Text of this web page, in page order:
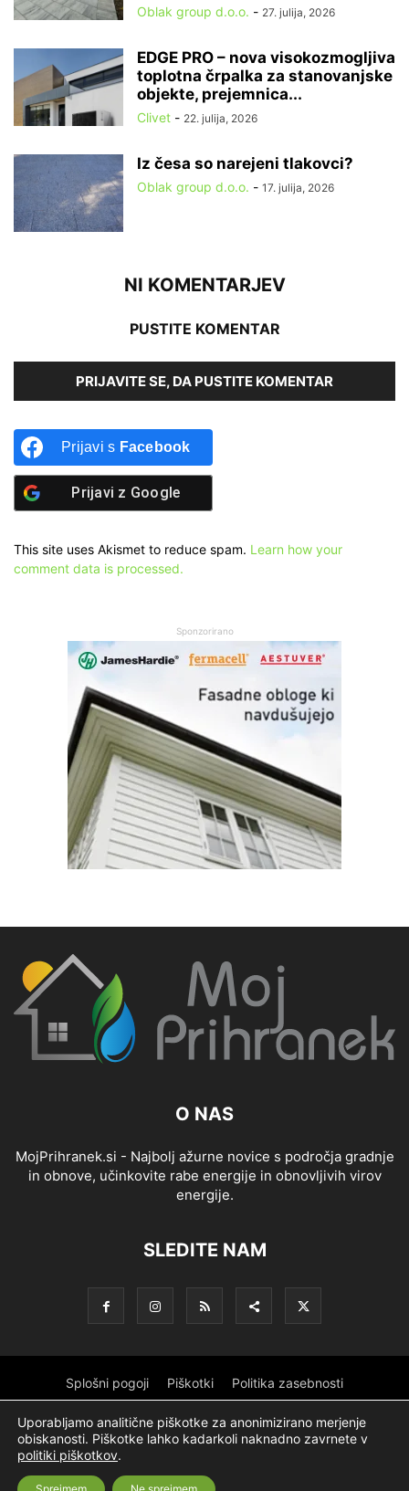
Oblak group d.o.o. - 27. julija, 2026
EDGE PRO – nova visokozmogljiva
toplotna črpalka za stanovanjske
objekte, prejemnica...
Clivet - 22. julija, 2026
Iz česa so narejeni tlakovci?
Oblak group d.o.o. - 17. julija, 2026
NI KOMENTARJEV
PUSTITE KOMENTAR
PRIJAVITE SE, DA PUSTITE KOMENTAR
Prijavi s Facebook
Prijavi z Google
This site uses Akismet to reduce spam. Learn how your
comment data is processed.
Sponzorirano
O NAS
MojPrihranek.si - Najbolj ažurne novice s področja gradnje
in obnove, učinkovite rabe energije in obnovljivih virov
energije.
SLEDITE NAM
Splošni pogoji Piškotki Politika zasebnosti
Oglaševanje Partnerji Sofinanciranje Logotip
O podjetju
Uporabljamo analitične piškotke za anonimizirano merjenje
obiskanosti. Piškotke lahko kadarkoli naknadno zavrnete v
politiki piškotkov.